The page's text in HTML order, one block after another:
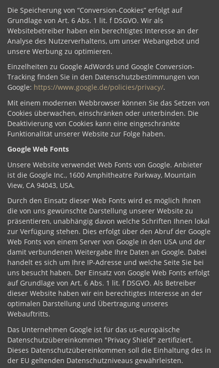
Die Speicherung von “Conversion-Cookies” erfolgt auf
Grundlage von Art. 6 Abs. 1 lit. f DSGVO. Wir als
Websitebetreiber haben ein berechtigtes Interesse an der
Analyse des Nutzerverhaltens, um unser Webangebot und
unsere Werbung zu optimieren.
Einzelheiten zu Google AdWords und Google Conversion-
Tracking finden Sie in den Datenschutzbestimmungen von
Google: https://www.google.de/policies/privacy/.
Mit einem modernen Webbrowser können Sie das Setzen von
Cookies überwachen, einschränken oder unterbinden. Die
Deaktivierung von Cookies kann eine eingeschränkte
Funktionalität unserer Website zur Folge haben.
Google Web Fonts
Unsere Website verwendet Web Fonts von Google. Anbieter
ist die Google Inc., 1600 Amphitheatre Parkway, Mountain
View, CA 94043, USA.
Durch den Einsatz dieser Web Fonts wird es möglich Ihnen
die von uns gewünschte Darstellung unserer Website zu
präsentieren, unabhängig davon welche Schriften Ihnen lokal
zur Verfügung stehen. Dies erfolgt über den Abruf der Google
Web Fonts von einem Server von Google in den USA und der
damit verbundenen Weitergabe Ihre Daten an Google. Dabei
handelt es sich um Ihre IP-Adresse und welche Seite Sie bei
uns besucht haben. Der Einsatz von Google Web Fonts erfolgt
auf Grundlage von Art. 6 Abs. 1 lit. f DSGVO. Als Betreiber
dieser Website haben wir ein berechtigtes Interesse an der
optimalen Darstellung und Übertragung unseres
Webauftritts.
Das Unternehmen Google ist für das us-europäische
Datenschutzübereinkommen "Privacy Shield" zertifiziert.
Dieses Datenschutzübereinkommen soll die Einhaltung des in
der EU geltenden Datenschutzniveaus gewährleisten.